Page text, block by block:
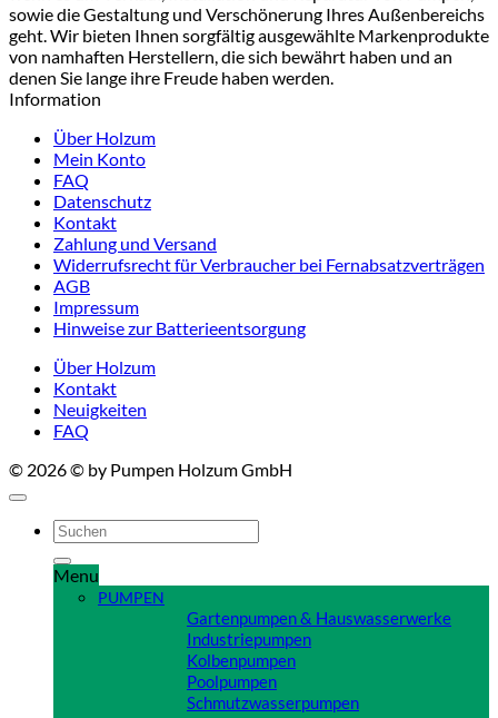
sowie die Gestaltung und Verschönerung Ihres Außenbereichs
geht. Wir bieten Ihnen sorgfältig ausgewählte Markenprodukte
von namhaften Herstellern, die sich bewährt haben und an
denen Sie lange ihre Freude haben werden.
Information
Über Holzum
Mein Konto
FAQ
Datenschutz
Kontakt
Zahlung und Versand
Widerrufsrecht für Verbraucher bei Fernabsatzverträgen
AGB
Impressum
Hinweise zur Batterieentsorgung
Über Holzum
Kontakt
Neuigkeiten
FAQ
© 2026 © by Pumpen Holzum GmbH
Suchen
nach:
Menu
PUMPEN
Gartenpumpen & Hauswasserwerke
Industriepumpen
Kolbenpumpen
Poolpumpen
Schmutzwasserpumpen